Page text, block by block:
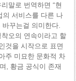
말로 번역하면 “현
의 서비스를 다른 나
꾸는걸 의미한다.
오의 연속이라고 할
것을 시작으로 표면
주 미묘한 문화적 차
, 황금 공식이 존재